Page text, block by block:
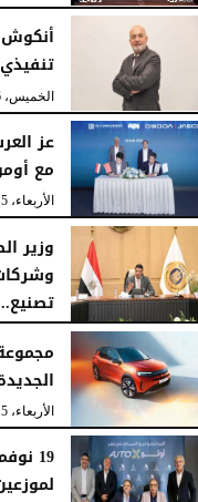
الخميس، 6 أغسطس 2026
عز
مع
الأربعاء، 5 أغسطس 2026
وزير
الأربعاء، 5 أغسطس 2026
الأربعاء، 5 أغسطس 2026
19